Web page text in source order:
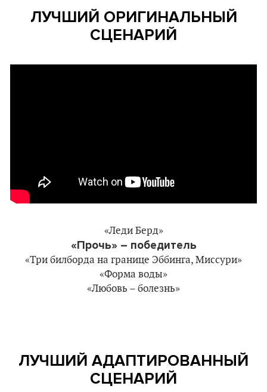
ЛУЧШИЙ ОРИГИНАЛЬНЫЙ
СЦЕНАРИЙ
«Леди Берд»
«Прочь» – победитель
«Три билборда на границе Эббинга, Миссури»
«Форма воды»
«Любовь – болезнь»
ЛУЧШИЙ АДАПТИРОВАННЫЙ
СЦЕНАРИЙ